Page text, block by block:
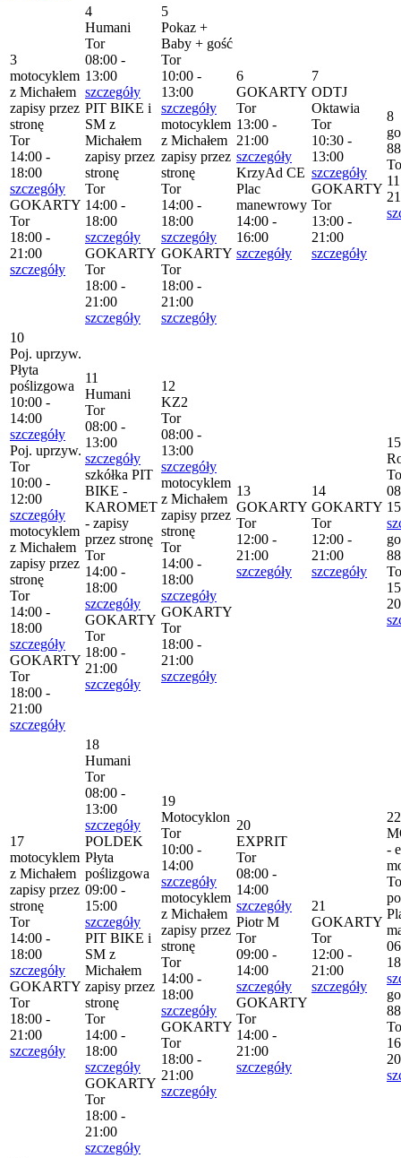
3
motocyklem
z Michałem
zapisy przez
stronę
Tor
14:00 -
18:00
szczegóły
GOKARTY
Tor
18:00 -
21:00
szczegóły
4
Humani
Tor
08:00 -
13:00
szczegóły
PIT BIKE i
SM z
Michałem
zapisy przez
stronę
Tor
14:00 -
18:00
szczegóły
GOKARTY
Tor
18:00 -
21:00
szczegóły
5
Pokaz +
Baby + gość
Tor
10:00 -
13:00
szczegóły
motocyklem
z Michałem
zapisy przez
stronę
Tor
14:00 -
18:00
szczegóły
GOKARTY
Tor
18:00 -
21:00
szczegóły
6
GOKARTY
Tor
13:00 -
21:00
szczegóły
KrzyAd CE
Plac
manewrowy
14:00 -
16:00
szczegóły
7
ODTJ
Oktawia
Tor
10:30 -
13:00
szczegóły
GOKARTY
Tor
13:00 -
21:00
szczegóły
8
10
Poj. uprzyw.
Płyta
poślizgowa
10:00 -
14:00
szczegóły
Poj. uprzyw.
Tor
10:00 -
12:00
szczegóły
motocyklem
z Michałem
zapisy przez
stronę
Tor
14:00 -
18:00
szczegóły
GOKARTY
Tor
18:00 -
21:00
szczegóły
11
Humani
Tor
08:00 -
13:00
szczegóły
szkółka PIT
BIKE -
KAROMET
- zapisy
przez stronę
Tor
14:00 -
18:00
szczegóły
GOKARTY
Tor
18:00 -
21:00
szczegóły
12
KZ2
Tor
08:00 -
13:00
szczegóły
motocyklem
z Michałem
zapisy przez
stronę
Tor
14:00 -
18:00
szczegóły
GOKARTY
Tor
18:00 -
21:00
szczegóły
13
GOKARTY
Tor
12:00 -
21:00
szczegóły
14
GOKARTY
Tor
12:00 -
21:00
szczegóły
15
17
motocyklem
z Michałem
zapisy przez
stronę
Tor
14:00 -
18:00
szczegóły
GOKARTY
Tor
18:00 -
21:00
szczegóły
18
Humani
Tor
08:00 -
13:00
szczegóły
POLDEK
Płyta
poślizgowa
09:00 -
15:00
szczegóły
PIT BIKE i
SM z
Michałem
zapisy przez
stronę
Tor
14:00 -
18:00
szczegóły
GOKARTY
Tor
18:00 -
21:00
szczegóły
19
Motocyklon
Tor
10:00 -
14:00
szczegóły
motocyklem
z Michałem
zapisy przez
stronę
Tor
14:00 -
18:00
szczegóły
GOKARTY
Tor
18:00 -
21:00
szczegóły
20
EXPRIT
Tor
08:00 -
14:00
szczegóły
Piotr M
Tor
09:00 -
14:00
szczegóły
GOKARTY
Tor
14:00 -
21:00
szczegóły
21
GOKARTY
Tor
12:00 -
21:00
szczegóły
22
-